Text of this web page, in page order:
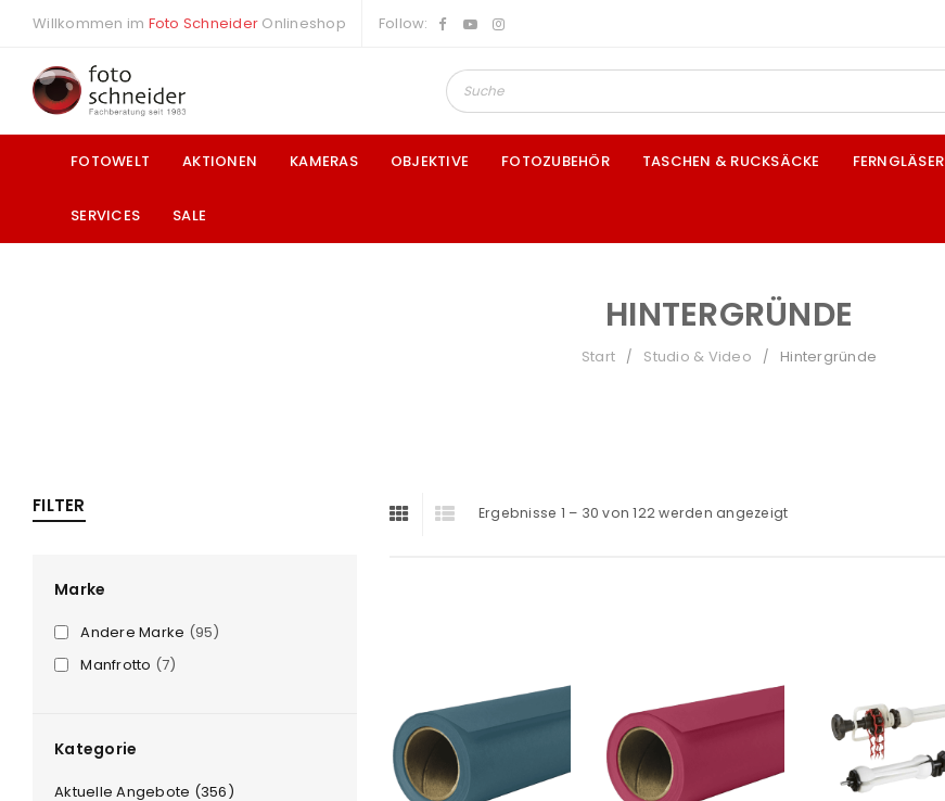
Willkommen im Foto Schneider Onlineshop Follow:
FOTOWELT AKTIONEN KAMERAS OBJEKTIVE FOTOZUBEHÖR TASCHEN & RUCKSÄCKE FERNGLÄSER
SERVICES SALE
HINTERGRÜNDE
Start / Studio & Video / Hintergründe
FILTER
Marke
Andere Marke (95)
Manfrotto (7)
Kategorie
Aktuelle Angebote (356)
Ergebnisse 1 – 30 von 122 werden angezeigt